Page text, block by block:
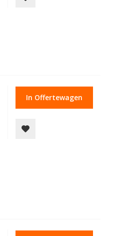
In Offertewagen